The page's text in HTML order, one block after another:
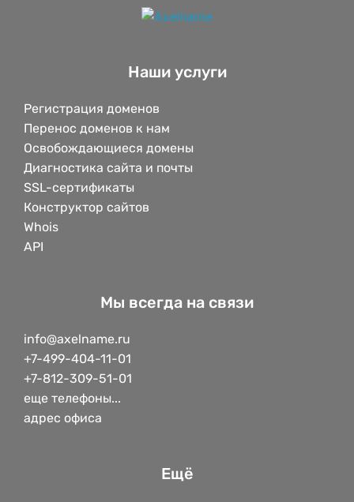
Наши услуги
Регистрация доменов
Перенос доменов к нам
Освобождающиеся домены
Диагностика сайта и почты
SSL-сертификаты
Конструктор сайтов
Whois
API
Мы всегда на связи
info@axelname.ru
+7-499-404-11-01
+7-812-309-51-01
еще телефоны...
адрес офиса
Ещё